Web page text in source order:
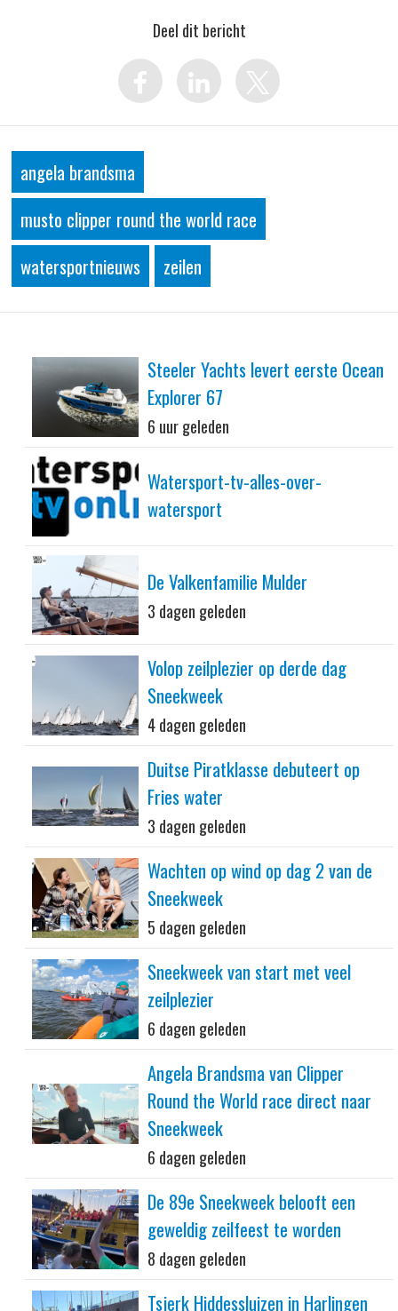
Deel dit bericht
angela brandsma
musto clipper round the world race
watersportnieuws
zeilen
Steeler Yachts levert eerste Ocean
Explorer 67
6 uur geleden
Watersport-tv-alles-over-
watersport
De Valkenfamilie Mulder
3 dagen geleden
Volop zeilplezier op derde dag
Sneekweek
4 dagen geleden
Duitse Piratklasse debuteert op
Fries water
3 dagen geleden
Wachten op wind op dag 2 van de
Sneekweek
5 dagen geleden
Sneekweek van start met veel
zeilplezier
6 dagen geleden
Angela Brandsma van Clipper
Round the World race direct naar
Sneekweek
6 dagen geleden
De 89e Sneekweek belooft een
geweldig zeilfeest te worden
8 dagen geleden
Tsjerk Hiddessluizen in Harlingen